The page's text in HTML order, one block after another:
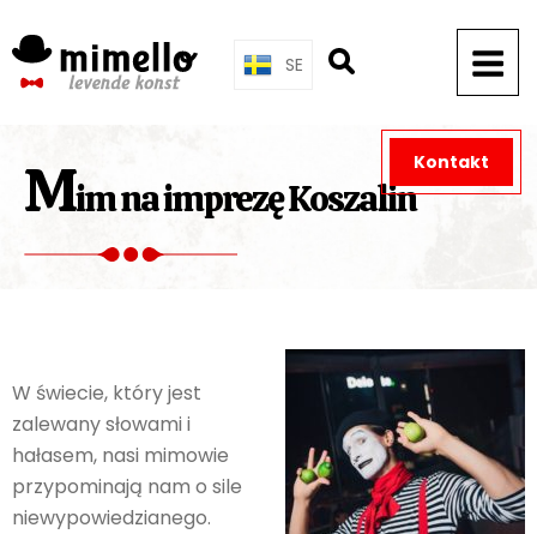
to
content
SE
Mim na imprezę Koszalin
W świecie, który jest
zalewany słowami i
hałasem, nasi mimowie
przypominają nam o sile
niewypowiedzianego.
Kontakt